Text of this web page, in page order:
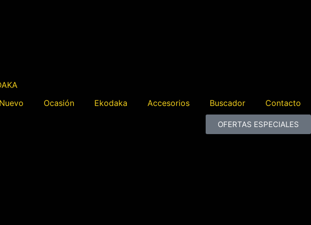
Nuevo Ocasión Ekodaka Accesorios Buscador Contacto
OFERTAS ESPECIALES